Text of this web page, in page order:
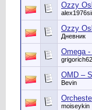
Ozzy
Ozzy
Дневник
Omega
grigorich62
OMD –
Bevin
moiseykin